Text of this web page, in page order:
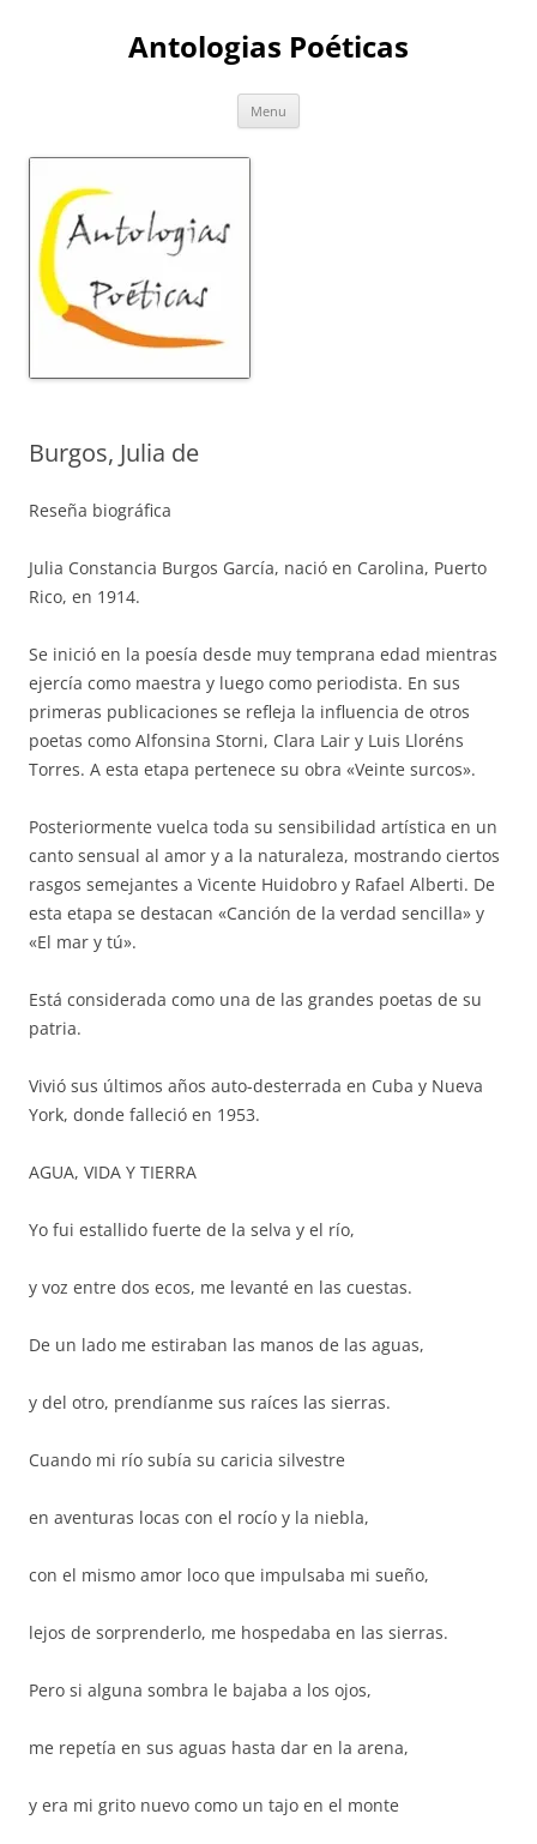
Antologias Poéticas
Menu
Burgos, Julia de
Reseña biográfica
Julia Constancia Burgos García, nació en Carolina, Puerto
Rico, en 1914.
Se inició en la poesía desde muy temprana edad mientras
ejercía como maestra y luego como periodista. En sus
primeras publicaciones se refleja la influencia de otros
poetas como Alfonsina Storni, Clara Lair y Luis Lloréns
Torres. A esta etapa pertenece su obra «Veinte surcos».
Posteriormente vuelca toda su sensibilidad artística en un
canto sensual al amor y a la naturaleza, mostrando ciertos
rasgos semejantes a Vicente Huidobro y Rafael Alberti. De
esta etapa se destacan «Canción de la verdad sencilla» y
«El mar y tú».
Está considerada como una de las grandes poetas de su
patria.
Vivió sus últimos años auto-desterrada en Cuba y Nueva
York, donde falleció en 1953.
AGUA, VIDA Y TIERRA
Yo fui estallido fuerte de la selva y el río,
y voz entre dos ecos, me levanté en las cuestas.
De un lado me estiraban las manos de las aguas,
y del otro, prendíanme sus raíces las sierras.
Cuando mi río subía su caricia silvestre
en aventuras locas con el rocío y la niebla,
con el mismo amor loco que impulsaba mi sueño,
lejos de sorprenderlo, me hospedaba en las sierras.
Pero si alguna sombra le bajaba a los ojos,
me repetía en sus aguas hasta dar en la arena,
y era mi grito nuevo como un tajo en el monte